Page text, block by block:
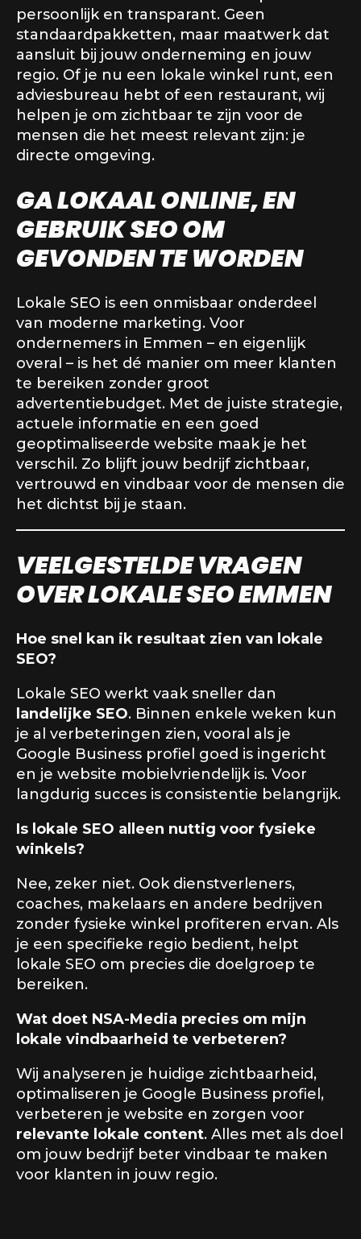
persoonlijk en transparant. Geen
standaardpakketten, maar maatwerk dat
aansluit bij jouw onderneming en jouw
regio. Of je nu een lokale winkel runt, een
adviesbureau hebt of een restaurant, wij
helpen je om zichtbaar te zijn voor de
mensen die het meest relevant zijn: je
directe omgeving.
GA LOKAAL ONLINE, EN
GEBRUIK SEO OM
GEVONDEN TE WORDEN
Lokale SEO is een onmisbaar onderdeel
van moderne marketing. Voor
ondernemers in Emmen – en eigenlijk
overal – is het dé manier om meer klanten
te bereiken zonder groot
advertentiebudget. Met de juiste strategie,
actuele informatie en een goed
geoptimaliseerde website maak je het
verschil. Zo blijft jouw bedrijf zichtbaar,
vertrouwd en vindbaar voor de mensen die
het dichtst bij je staan.
VEELGESTELDE VRAGEN
OVER LOKALE SEO EMMEN
Hoe snel kan ik resultaat zien van lokale
SEO?
Lokale SEO werkt vaak sneller dan
landelijke SEO. Binnen enkele weken kun
je al verbeteringen zien, vooral als je
Google Business profiel goed is ingericht
en je website mobielvriendelijk is. Voor
langdurig succes is consistentie belangrijk.
Is lokale SEO alleen nuttig voor fysieke
winkels?
Nee, zeker niet. Ook dienstverleners,
coaches, makelaars en andere bedrijven
zonder fysieke winkel profiteren ervan. Als
je een specifieke regio bedient, helpt
lokale SEO om precies die doelgroep te
bereiken.
Wat doet NSA-Media precies om mijn
lokale vindbaarheid te verbeteren?
Wij analyseren je huidige zichtbaarheid,
optimaliseren je Google Business profiel,
verbeteren je website en zorgen voor
relevante lokale content. Alles met als doel
om jouw bedrijf beter vindbaar te maken
voor klanten in jouw regio.